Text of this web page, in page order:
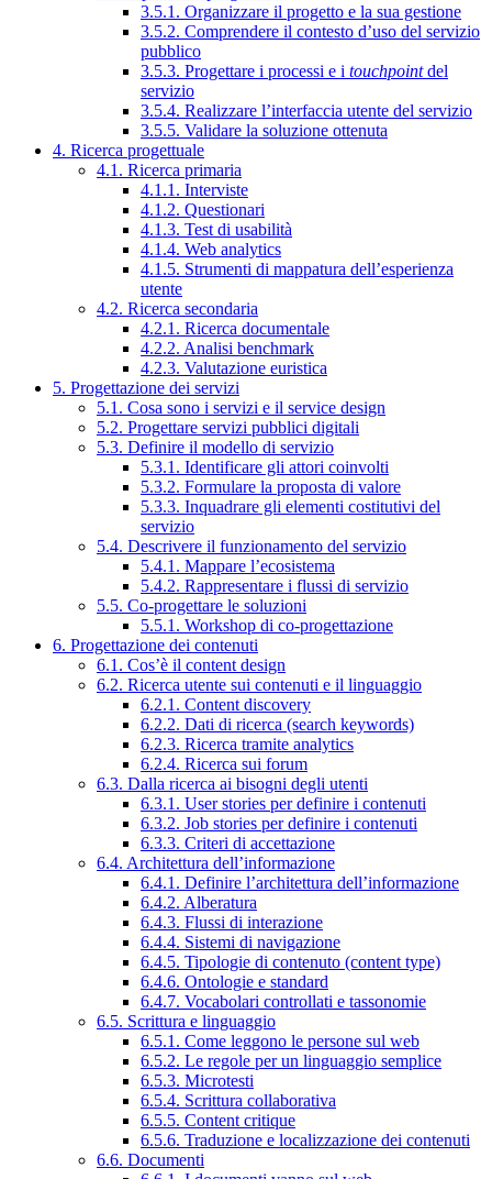
3.5.1. Organizzare il progetto e la sua gestione
3.5.2. Comprendere il contesto d’uso del servizio
pubblico
3.5.3. Progettare i processi e i touchpointdel
servizio
3.5.4. Realizzare l’interfaccia utente del servizio
3.5.5. Validare la soluzione ottenuta
4. Ricerca progettuale
4.1. Ricerca primaria
4.1.1. Interviste
4.1.2. Questionari
4.1.3. Test di usabilità
4.1.4. Web analytics
4.1.5. Strumenti di mappatura dell’esperienza
utente
4.2. Ricerca secondaria
4.2.1. Ricerca documentale
4.2.2. Analisi benchmark
4.2.3. Valutazione euristica
5. Progettazione dei servizi
5.1. Cosa sono i servizi e il service design
5.2. Progettare servizi pubblici digitali
5.3. Definire il modello di servizio
5.3.1. Identificare gli attori coinvolti
5.3.2. Formulare la proposta di valore
5.3.3. Inquadrare gli elementi costitutivi del
servizio
5.4. Descrivere il funzionamento del servizio
5.4.1. Mappare l’ecosistema
5.4.2. Rappresentare i flussi di servizio
5.5. Co-progettare le soluzioni
5.5.1. Workshop di co-progettazione
6. Progettazione dei contenuti
6.1. Cos’è il content design
6.2. Ricerca utente sui contenuti e il linguaggio
6.2.1. Content discovery
6.2.2. Dati di ricerca (search keywords)
6.2.3. Ricerca tramite analytics
6.2.4. Ricerca sui forum
6.3. Dalla ricerca ai bisogni degli utenti
6.3.1. User stories per definire i contenuti
6.3.2. Job stories per definire i contenuti
6.3.3. Criteri di accettazione
6.4. Architettura dell’informazione
6.4.1. Definire l’architettura dell’informazione
6.4.2. Alberatura
6.4.3. Flussi di interazione
6.4.4. Sistemi di navigazione
6.4.5. Tipologie di contenuto (content type)
6.4.6. Ontologie e standard
6.4.7. Vocabolari controllati e tassonomie
6.5. Scrittura e linguaggio
6.5.1. Come leggono le persone sul web
6.5.2. Le regole per un linguaggio semplice
6.5.3. Microtesti
6.5.4. Scrittura collaborativa
6.5.5. Content critique
6.5.6. Traduzione e localizzazione dei contenuti
6.6. Documenti